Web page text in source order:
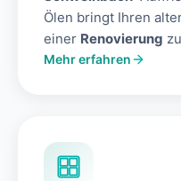
Ölen bringt Ihren
einer Renovierung
Mehr erfahren